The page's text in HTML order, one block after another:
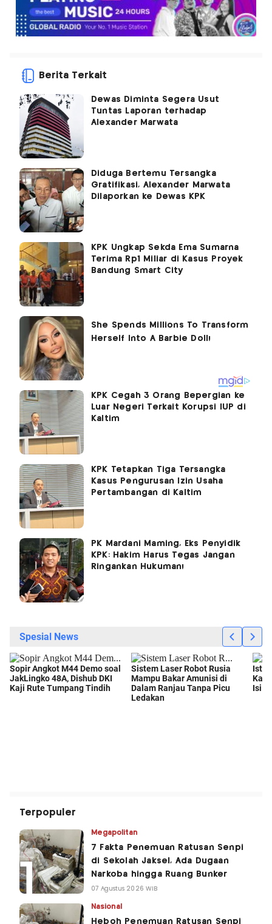
Berita Terkait
Dewas Diminta Segera Usut
Tuntas Laporan terhadap
Alexander Marwata
Diduga Bertemu Tersangka
Gratifikasi, Alexander Marwata
Dilaporkan ke Dewas KPK
KPK Ungkap Sekda Ema Sumarna
Terima Rp1 Miliar di Kasus Proyek
Bandung Smart City
KPK Cegah 3 Orang Bepergian ke
Luar Negeri Terkait Korupsi IUP di
Kaltim
KPK Tetapkan Tiga Tersangka
Kasus Pengurusan Izin Usaha
Pertambangan di Kaltim
PK Mardani Maming, Eks Penyidik
KPK: Hakim Harus Tegas Jangan
Ringankan Hukuman!
Terpopuler
Megapolitan
7 Fakta Penemuan Ratusan Senpi
di Sekolah Jaksel, Ada Dugaan
Narkoba hingga Ruang Bunker
07 Agustus 2026 WIB
Nasional
Heboh Penemuan Ratusan Senpi